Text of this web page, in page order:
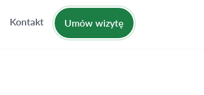
Kontakt Umów wizytę